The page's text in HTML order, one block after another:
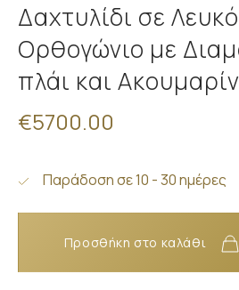
Δαχτυλίδι σε
Ορθογώνιο με
πλάι και
€5700.00
Παράδοση σε 10 - 30 ημέρες
Προσθήκη στο καλάθι